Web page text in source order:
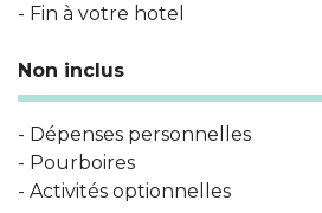
- Fin à votre hotel
Non inclus
- Dépenses personnelles
- Pourboires
- Activités optionnelles